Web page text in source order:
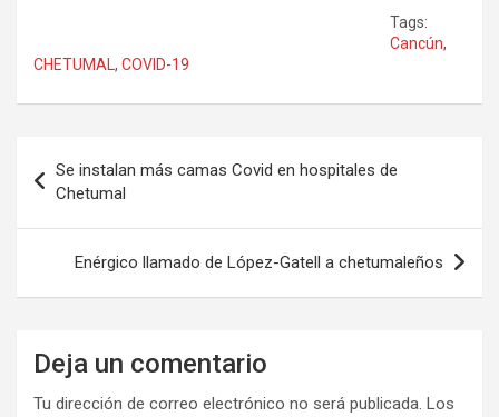
Tags:
Cancún,
CHETUMAL, COVID-19
de
entradas
Se instalan más camas Covid en hospitales de
Chetumal
Enérgico llamado de López-Gatell a chetumaleños
Deja un comentario
Tu dirección de correo electrónico no será publicada. Los